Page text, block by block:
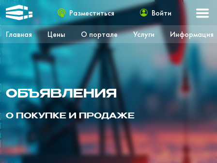
Главная Цены О портале Услуги Информация
Разместиться Войти
ОБЪЯВЛЕНИЯ
О ПОКУПКЕ И ПРОДАЖЕ